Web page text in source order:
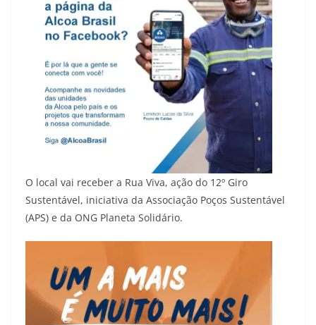
O local vai receber a Rua Viva, ação do 12º Giro
Sustentável, iniciativa da Associação Poços Sustentável
(APS) e da ONG Planeta Solidário.